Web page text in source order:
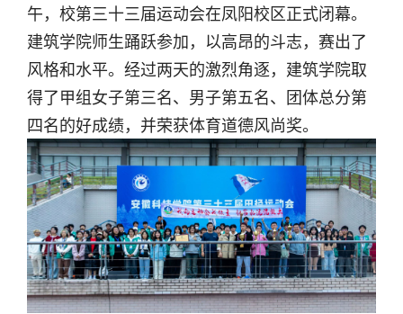
午，校第三十三届运动会在凤阳校区正式闭幕。
建筑学院师生踊跃参加，以高昂的斗志，赛出了
风格和水平。经过两天的激烈角逐，建筑学院取
得了甲组女子第三名、男子第五名、团体总分第
四名的好成绩，并荣获体育道德风尚奖。